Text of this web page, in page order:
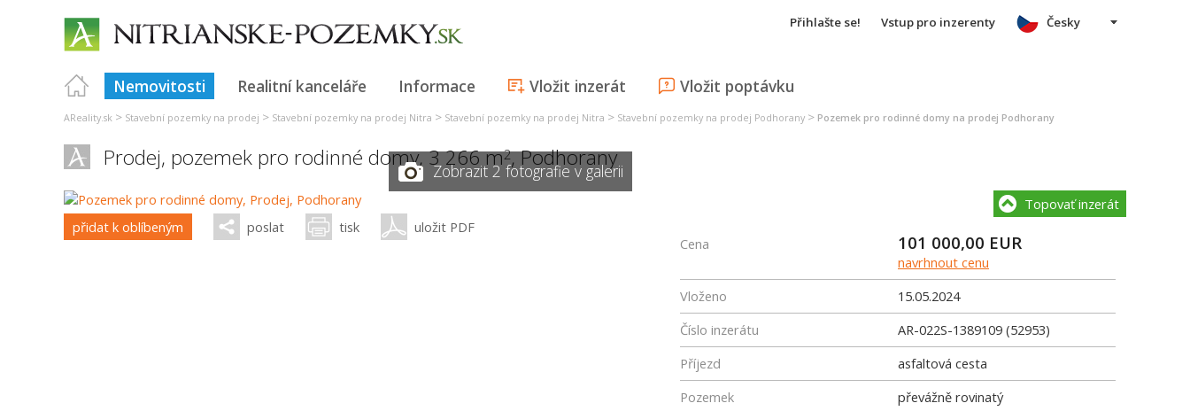
Přihlašte se! Vstup pro inzerenty
Nemovitosti Realitní kanceláře Informace Vložit inzerát Vložit poptávku
Česky
AReality.sk > Stavební pozemky na prodej > Stavební pozemky na prodej Nitra > Stavební pozemky na prodej Nitra > Stavební pozemky na prodej Podhorany > Pozemek pro rodinné domy na prodej Podhorany
Prodej, pozemek pro rodinné domy, 3 266 m2,Podhorany
Zobrazit 2 fotografie v galerii
přidat k oblíbeným poslat tisk uložit PDF
Topovať inzerát
Cena 101 000,00 EUR
navrhnout cenu
Vloženo
15.05.2024
Číslo inzerátu
AR-022S-1389109 (52953)
Příjezd
asfaltová cesta
Pozemek
převážně rovinatý